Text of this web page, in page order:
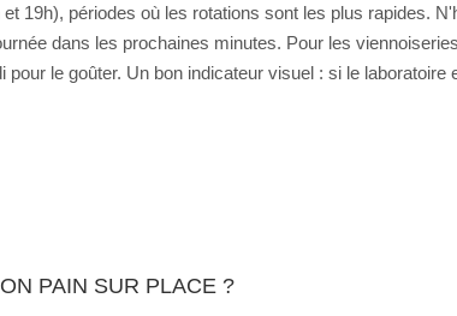
19h), périodes où les rotations sont les plus rapides.
dans les prochaines minutes. Pour les
le goûter. Un bon indicateur visuel : si le laboratoire
PAIN SUR PLACE ?